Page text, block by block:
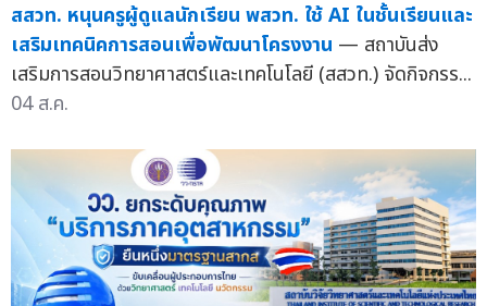
สสวท. หนุนครูผู้ดูแลนักเรียน พสวท. ใช้ AI ในชั้นเรียนและ
เสริมเทคนิคการสอนเพื่อพัฒนาโครงงาน — สถาบันส่ง
เสริมการสอนวิทยาศาสตร์และเทคโนโลยี (สสวท.) จัดกิจกรร...
04 ส.ค.